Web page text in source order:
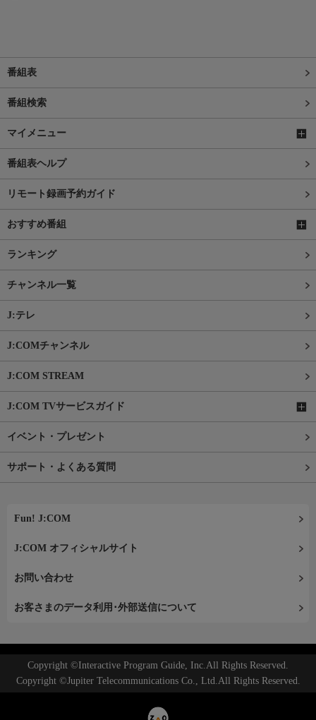
番組表
番組検索
マイメニュー
番組表ヘルプ
リモート録画予約ガイド
おすすめ番組
ランキング
チャンネル一覧
J:テレ
J:COMチャンネル
J:COM STREAM
J:COM TVサービスガイド
イベント・プレゼント
サポート・よくある質問
Fun! J:COM
J:COM オフィシャルサイト
お問い合わせ
お客さまのデータ利用･外部送信について
Copyright ©Interactive Program Guide, Inc.All Rights Reserved.
Copyright ©Jupiter Telecommunications Co., Ltd.All Rights Reserved.